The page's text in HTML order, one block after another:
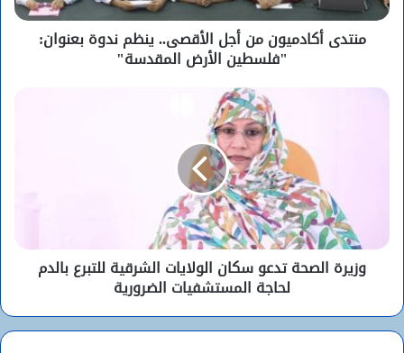
منتدى أكادميون من أجل الأقصى.. ينظم ندوة بعنوان:
"فلسطين الأرض المقدسة"
وزيرة الصحة تدعو سكان الولايات الشرقية للتبرع بالدم
لحاجة المستشفيات الضرورية